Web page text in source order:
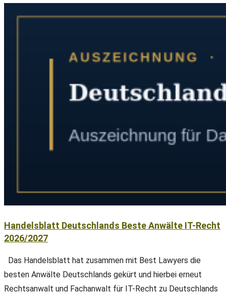
Handelsblatt Deutschlands Beste Anwälte IT-Recht
2026/2027
Das Handelsblatt hat zusammen mit Best Lawyers die
besten Anwälte Deutschlands gekürt und hierbei erneut
Rechtsanwalt und Fachanwalt für IT-Recht zu Deutschlands